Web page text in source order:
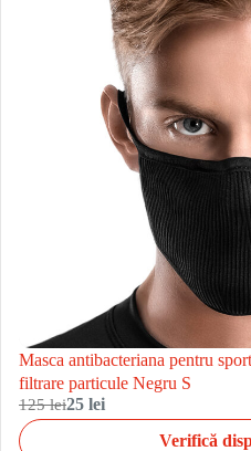
Masca antibacteriana pentru
filtrare particule Negru S
125 lei25 lei
Verifică